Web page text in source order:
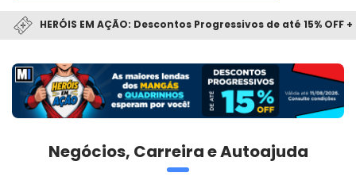
HERÓIS EM AÇÃO: Descontos Progressivos de até 15% OFF
Negócios, Carreira e Autoajuda